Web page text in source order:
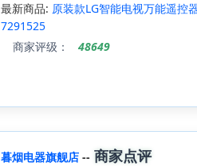
最新商品: 原装款LG智能电视万能遥控
7291525
商家评级：
48649
暮烟电器旗舰店 -- 商家点评